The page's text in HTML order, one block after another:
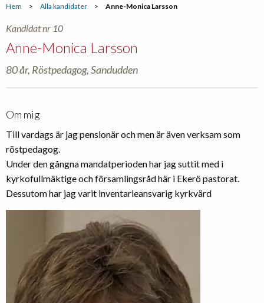
Hem > Alla kandidater > Anne-Monica Larsson
Kandidat nr 10
Anne-Monica Larsson
80 år, Röstpedagog, Sandudden
Om mig
Till vardags är jag pensionär och men är även verksam som
röstpedagog.
Under den gångna mandatperioden har jag suttit med i
kyrkofullmäktige och församlingsråd här i Ekerö pastorat.
Dessutom har jag varit inventarieansvarig kyrkvärd